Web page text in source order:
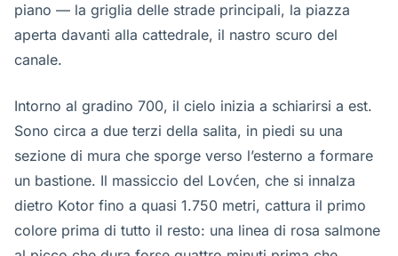
piano — la griglia delle strade principali, la piazza
aperta davanti alla cattedrale, il nastro scuro del
canale.
Intorno al gradino 700, il cielo inizia a schiarirsi a est.
Sono circa a due terzi della salita, in piedi su una
sezione di mura che sporge verso l’esterno a formare
un bastione. Il massiccio del Lovćen, che si innalza
dietro Kotor fino a quasi 1.750 metri, cattura il primo
colore prima di tutto il resto: una linea di rosa salmone